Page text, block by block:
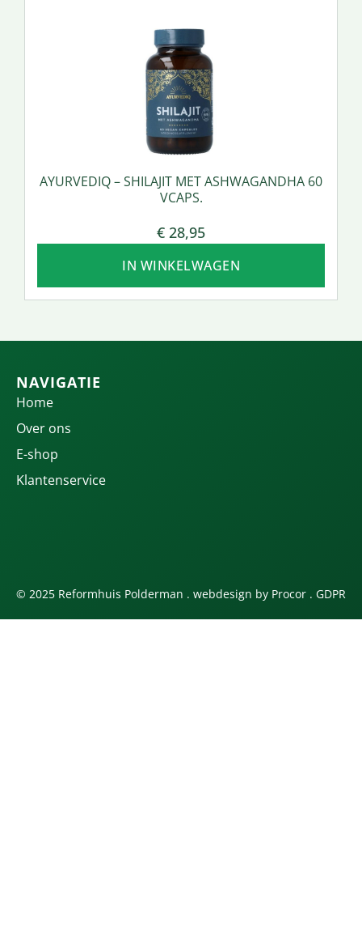
AYURVEDIQ – SHILAJIT MET ASHWAGANDHA 60
VCAPS.
€ 28,95
IN WINKELWAGEN
NAVIGATIE
Home
Over ons
E-shop
Klantenservice
© 2025 Reformhuis Polderman . webdesign by Procor . GDPR